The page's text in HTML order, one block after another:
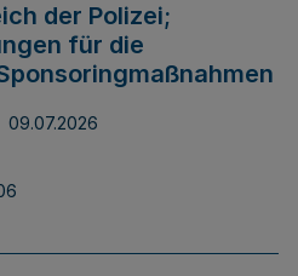
der Polizei;
für die
09.07.2026